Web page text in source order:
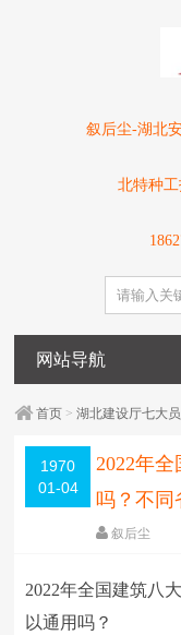
叙后尘-湖北
北特种
网站导航
首页 >湖北建设厅七大员
1970
01-04
2022年
吗？不同
叙后尘
字体：大 中
2022年全国建筑八
以通用吗？